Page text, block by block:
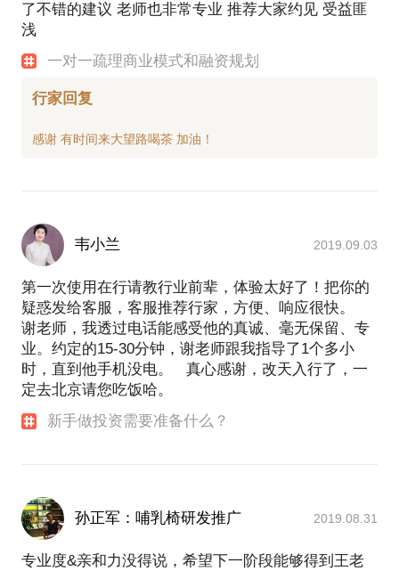
了不错的建议 老师也非常专业 推荐大家约见 受益匪
浅
一对一疏理商业模式和融资规划
行家回复
韦小兰 2019.09.03
第一次使用在行请教行业前辈，体验太好了！把你的
疑惑发给客服，客服推荐行家，方便、响应很快。
谢老师，我透过电话能感受他的真诚、毫无保留、专
业。约定的15-30分钟，谢老师跟我指导了1个多小
时，直到他手机没电。 真心感谢，改天入行了，一
定去北京请您吃饭哈。
新手做投资需要准备什么？
孙正军：哺乳椅研发推广 2019.08.31
专业度&亲和力没得说，希望下一阶段能够得到王老